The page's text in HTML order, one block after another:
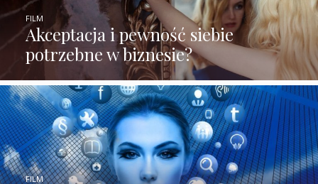
Akceptacja i pewność siebie
potrzebne w biznesie?
FILM
FILM